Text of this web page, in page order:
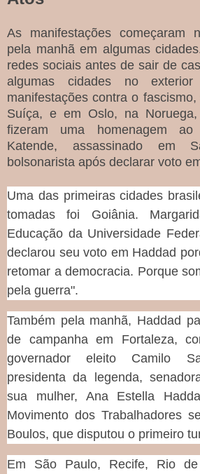
As manifestações começaram
pela manhã em algumas
redes sociais antes de sair de
algumas cidades no exterior
manifestações contra o
Suíça, e em Oslo, na Noruega,
fizeram uma homenagem
Katende, assassinado em
bolsonarista após declarar voto
Uma das primeiras cidades
tomadas foi Goiânia.
Educação da Universidade
declarou seu voto em Haddad
retomar a democracia. Porque
pela guerra".
Também pela manhã, Haddad
de campanha em Fortaleza,
governador eleito Camilo
presidenta da legenda,
sua mulher, Ana Estella
Movimento dos Trabalhadores
Boulos, que disputou o primeiro
Em São Paulo, Recife, Rio de